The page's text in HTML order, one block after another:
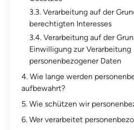
3.3. Verarbeitung auf der
berechtigten Interesses
3.4. Verarbeitung auf der
Einwilligung zur Verarbeitung
personenbezogener Daten
4. Wie lange werden
aufbewahrt?
5. Wie schützen wir
6. Wer verarbeitet